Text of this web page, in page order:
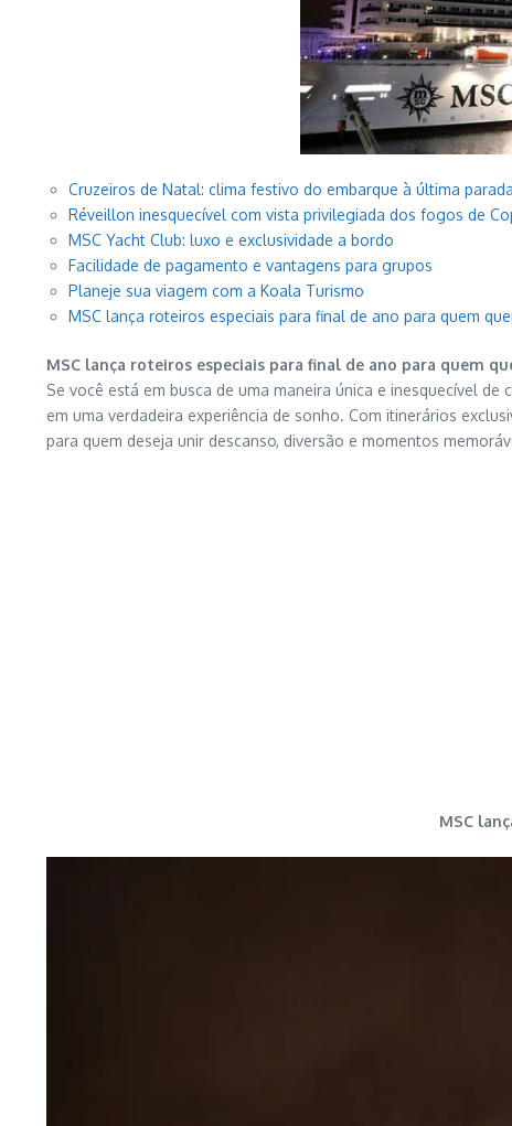
Cruzeiros de Natal: clima festivo do embarque à última parada
Réveillon inesquecível com vista privilegiada dos fogos de
MSC Yacht Club: luxo e exclusividade a bordo
Facilidade de pagamento e vantagens para grupos
Planeje sua viagem com a Koala Turismo
MSC lança roteiros especiais para final de ano para quem
MSC lança roteiros especiais para final de ano para quem
Se você está em busca de uma maneira única e inesquecível de
em uma verdadeira experiência de sonho. Com itinerários
para quem deseja unir descanso, diversão e momentos
MSC